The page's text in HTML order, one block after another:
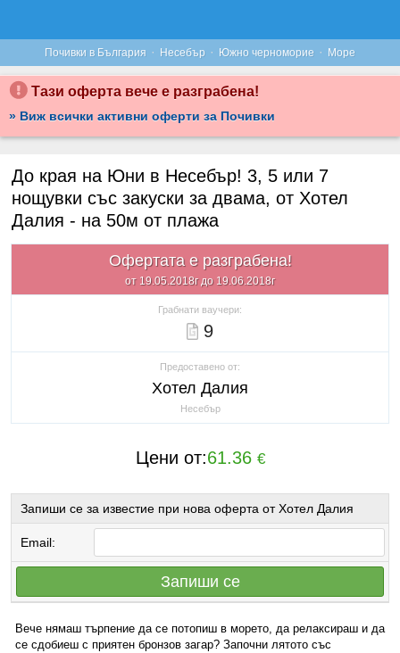
Почивки в България · Несебър · Южно черноморие · Море
Тази оферта вече е разграбена!
» Виж всички активни оферти за Почивки
До края на Юни в Несебър! 3, 5 или 7
нощувки със закуски за двама, от Хотел
Далия - на 50м от плажа
Офертата е разграбена!
от 19.05.2018г до 19.06.2018г
Грабнати ваучери:
9
Предоставено от:
Хотел Далия
Несебър
Цени от:61.36 €
Запиши се за известие при нова оферта от Хотел Далия
Email:
Запиши се
Вече нямаш търпение да се потопиш в морето, да релаксираш и да
се сдобиеш с приятен бронзов загар? Започни лятото със